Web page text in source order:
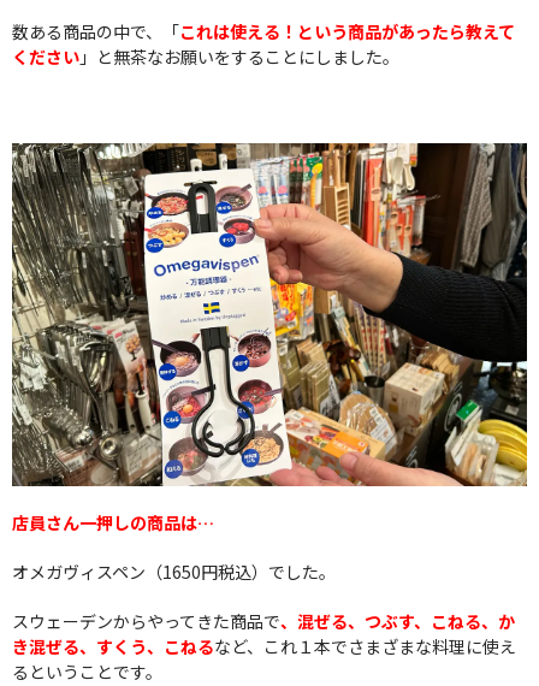
数ある商品の中で、「これは使える！という商品があったら教えて
ください 」と無茶なお願いをすることにしました。
店員さん一押しの商品は…
オメガヴィスペン（1650円税込）でした。
スウェーデンからやってきた商品で、混ぜる、つぶす、こねる、か
き混ぜる、すくう、こねるなど、これ１本でさまざまな料理に使え
るということです。